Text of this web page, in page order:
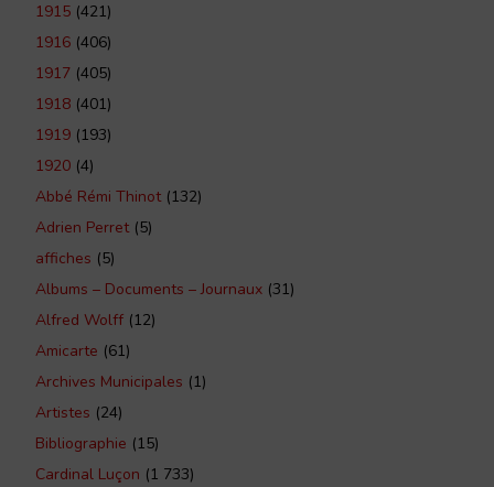
1915 (421)
1916 (406)
1917 (405)
1918 (401)
1919 (193)
1920 (4)
Abbé Rémi Thinot(132)
Adrien Perret(5)
affiches (5)
Albums – Documents – Journaux (31)
Alfred Wolff (12)
Amicarte (61)
Archives Municipales (1)
Artistes (24)
Bibliographie (15)
Cardinal Luçon (1 733)